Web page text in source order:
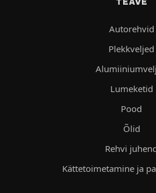
Autorehvid
Plekkveljed
Lumeketid
Pood
Õlid
Rehvi
Kättetoimetamine ja